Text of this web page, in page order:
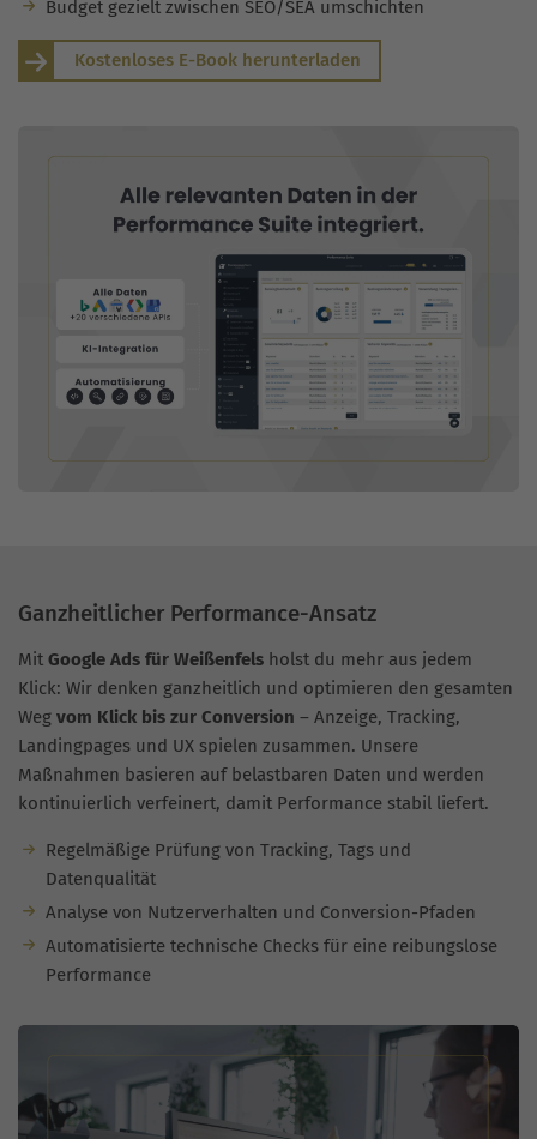
Budget gezielt zwischen SEO/SEA umschichten
Kostenloses E-Book herunterladen
Ganzheitlicher Performance-Ansatz
Mit Google Ads für Weißenfels holst du mehr aus jedem
Klick: Wir denken ganzheitlich und optimieren den gesamten
Weg vom Klick bis zur Conversion – Anzeige, Tracking,
Landingpages und UX spielen zusammen. Unsere
Maßnahmen basieren auf belastbaren Daten und werden
kontinuierlich verfeinert, damit Performance stabil liefert.
Regelmäßige Prüfung von Tracking, Tags und
Datenqualität
Analyse von Nutzerverhalten und Conversion-Pfaden
Automatisierte technische Checks für eine reibungslose
Performance